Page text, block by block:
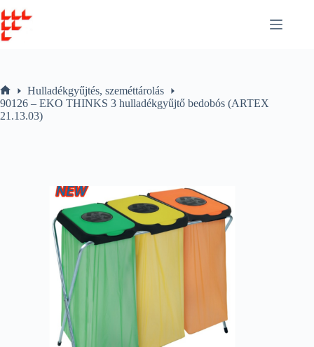
to
content
Home
Hulladékgyűjtés, szeméttárolás
90126 – EKO THINKS 3 hulladékgyűjtő bedobós (ARTEX
21.13.03)